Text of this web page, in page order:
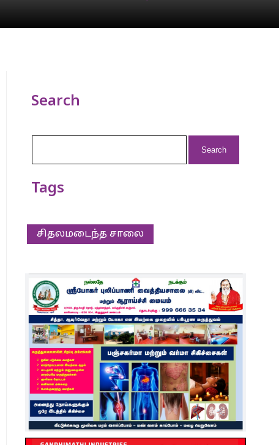
Search
Tags
சிதலமடைந்த சாலை